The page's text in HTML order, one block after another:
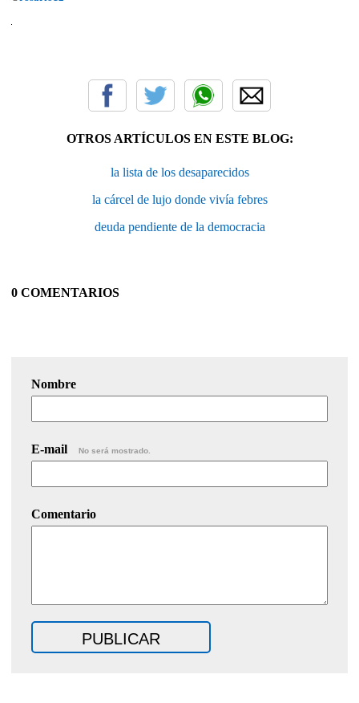
OTROS ARTÍCULOS EN ESTE BLOG:
la lista de los desaparecidos
la cárcel de lujo donde vivía febres
deuda pendiente de la democracia
0 COMENTARIOS
Nombre
E-mail No será mostrado.
Comentario